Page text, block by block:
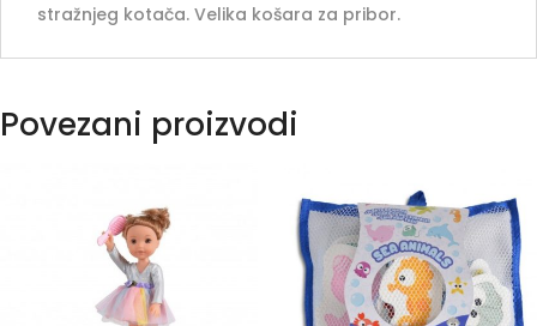
stražnjeg kotača. Velika košara za pribor.
Povezani proizvodi